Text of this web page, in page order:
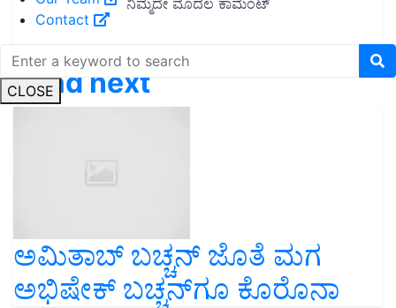
Contact
CLOSE
Read next
ಅಮಿತಾಬ್ ಬಚ್ಚನ್ ಜೊತೆ ಮಗ
ಅಭಿಷೇಕ್‌ ಬಚ್ಚನ್‌ಗೂ ಕೊರೊನಾ